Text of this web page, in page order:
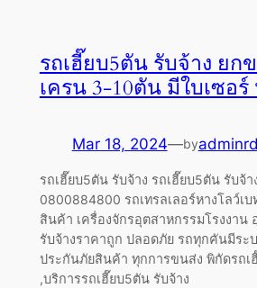
รถเฮี๊ยบ5ตัน รับจ้าง ยก
เครน 3-10ตัน มีใบเซอ
Mar 18, 2024—byadminrd
รถเฮี๊ยบ5ตัน รับจ้าง รถเฮี๊ยบ5ตัน รับจ้า
0800884800 รถเทรลเลอร์หางโลว์เ
สินค้า เครื่องจักรอุตสาหกรรมโรงงา
รับจ้างราคาถูก ปลอดภัย รถทุกคันมีระ
ประกันภัยสินค้า ทุกการขนส่ง พิกัดรถเ
,บริการรถเฮี๊ยบ5ตัน รับจ้าง